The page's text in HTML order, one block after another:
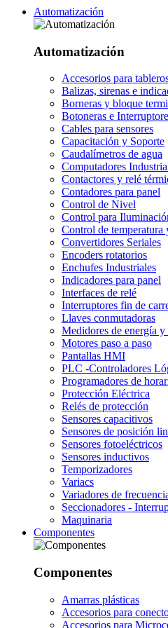
Automatización
Automatización
Accesorios para
Balizas, sirenas e
Borneras y bloque
Botoneras e
Cables para sensores
Capacitación y Soporte
Caudalímetros de agua
Computadores
Contactores y relé
Contadores para panel
Control de Nivel
Control para
Control de temperatura
Convertidores Seriales
Encoders rotatorios
Enchufes Industriales
Indicadores para panel
Interfaces de relé
Interruptores fin de
Llaves conmutadoras
Medidores de energía
Motores paso a paso
Pantallas HMI
PLC -Controladores
Programadores de
Protección Eléctrica
Relés de protección
Sensores capacitivos
Sensores de posición
Sensores fotoeléctricos
Sensores inductivos
Temporizadores
Variacs
Variadores de
Seccionadores -
Maquinaria
Componentes
Componentes
Amarras plásticas
Accesorios para
Accesorios para